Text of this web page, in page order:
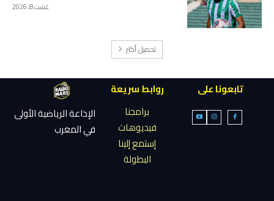
غشت 8, 2026
تحميل أكثر
تابعونا على
روابط سريعة
برامجنا
فيديوهات
إستمع إلينا
البطولة
الإذاعة الرياضية الأولى
في المغرب